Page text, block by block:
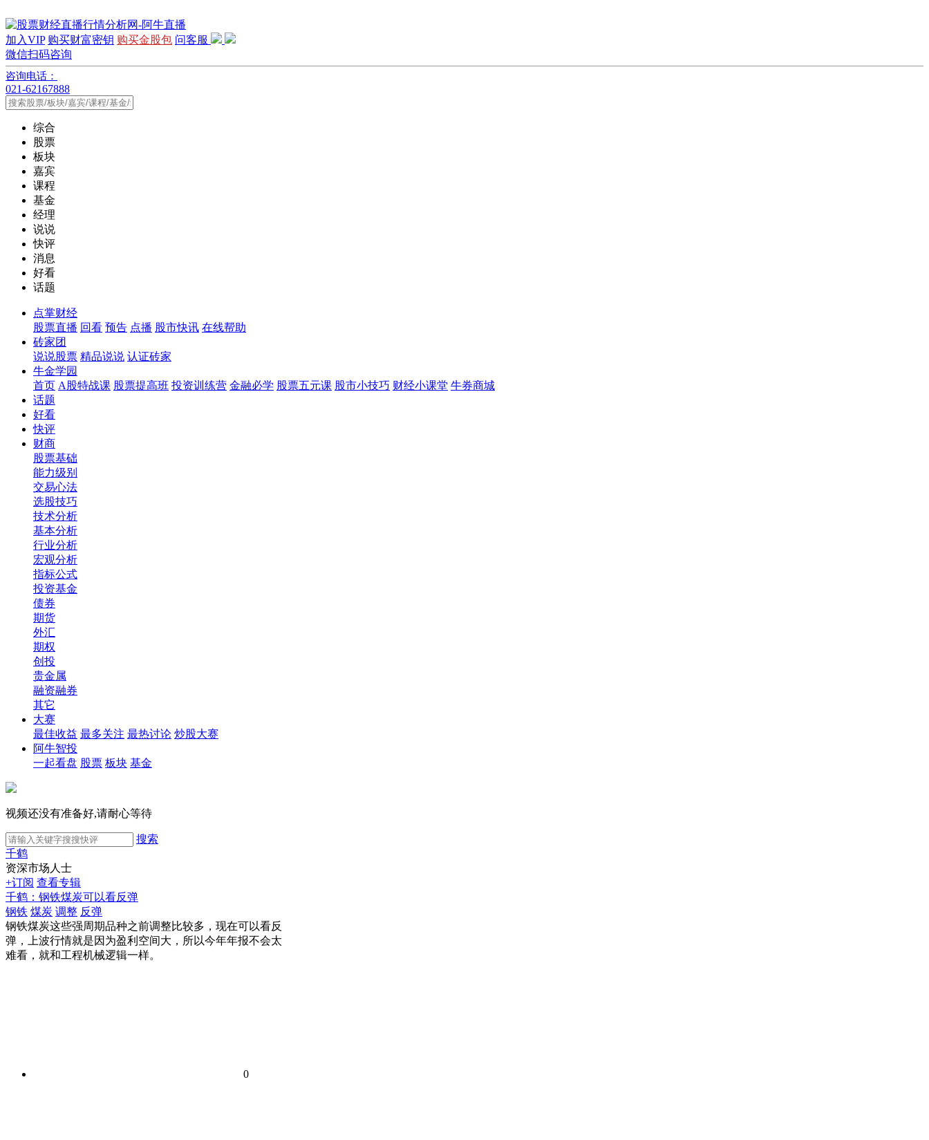
加入VIP 购买财富密钥 购买金股包 问客服
微信扫码咨询
咨询电话：
021-62167888
综合
股票
板块
嘉宾
课程
基金
经理
说说
快评
消息
好看
话题
点掌财经
股票直播 回看 预告 点播 股市快讯 在线帮助
砖家团
说说股票 精品说说 认证砖家
牛金学园
首页 A股特战课 股票提高班 投资训练营 金融必学 股票五元课 股市小技巧 财经小课堂 牛券商城
话题
好看
快评
财商
股票基础
能力级别
交易心法
选股技巧
技术分析
基本分析
行业分析
宏观分析
指标公式
投资基金
债券
期货
外汇
期权
创投
贵金属
融资融券
其它
大赛
最佳收益 最多关注 最热讨论 炒股大赛
阿牛智投
一起看盘 股票 板块 基金
视频还没有准备好,请耐心等待
搜索
千鹤
资深市场人士
+订阅 查看专辑
千鹤：钢铁煤炭可以看反弹
钢铁 煤炭 调整 反弹
钢铁煤炭这些强周期品种之前调整比较多，现在可以看反
弹，上波行情就是因为盈利空间大，所以今年年报不会太
难看，就和工程机械逻辑一样。
0